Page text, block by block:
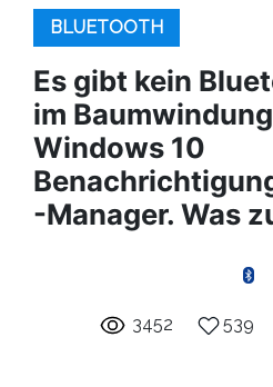
BLUETOOTH
Es gibt kein
im
Windows 10
-Manager. Was
3452 539